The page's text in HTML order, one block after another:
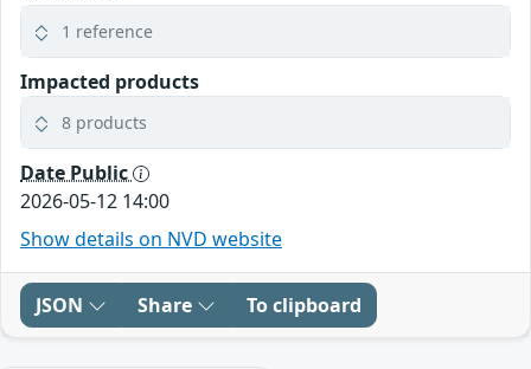
1 reference
Impacted products
8 products
Date Public
2026-05-12 14:00
Show details on NVD website
JSON Share To clipboard